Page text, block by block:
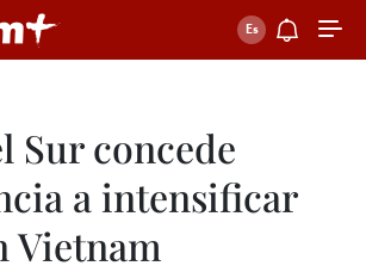
Sur concede
a intensificar
Vietnam